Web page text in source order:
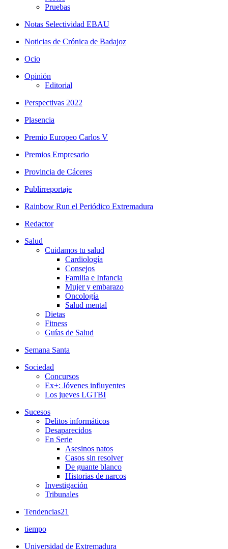
Pruebas
Notas Selectividad EBAU
Noticias de Crónica de Badajoz
Ocio
Opinión
Editorial
Perspectivas 2022
Plasencia
Premio Europeo Carlos V
Premios Empresario
Provincia de Cáceres
Publirreportaje
Rainbow Run el Periódico Extremadura
Redactor
Salud
Cuidamos tu salud
Cardiología
Consejos
Familia e Infancia
Mujer y embarazo
Oncología
Salud mental
Dietas
Fitness
Guías de Salud
Semana Santa
Sociedad
Concursos
Ex+: Jóvenes influyentes
Los jueves LGTBI
Sucesos
Delitos informáticos
Desaparecidos
En Serie
Asesinos natos
Casos sin resolver
De guante blanco
Historias de narcos
Investigación
Tribunales
Tendencias21
tiempo
Universidad de Extremadura